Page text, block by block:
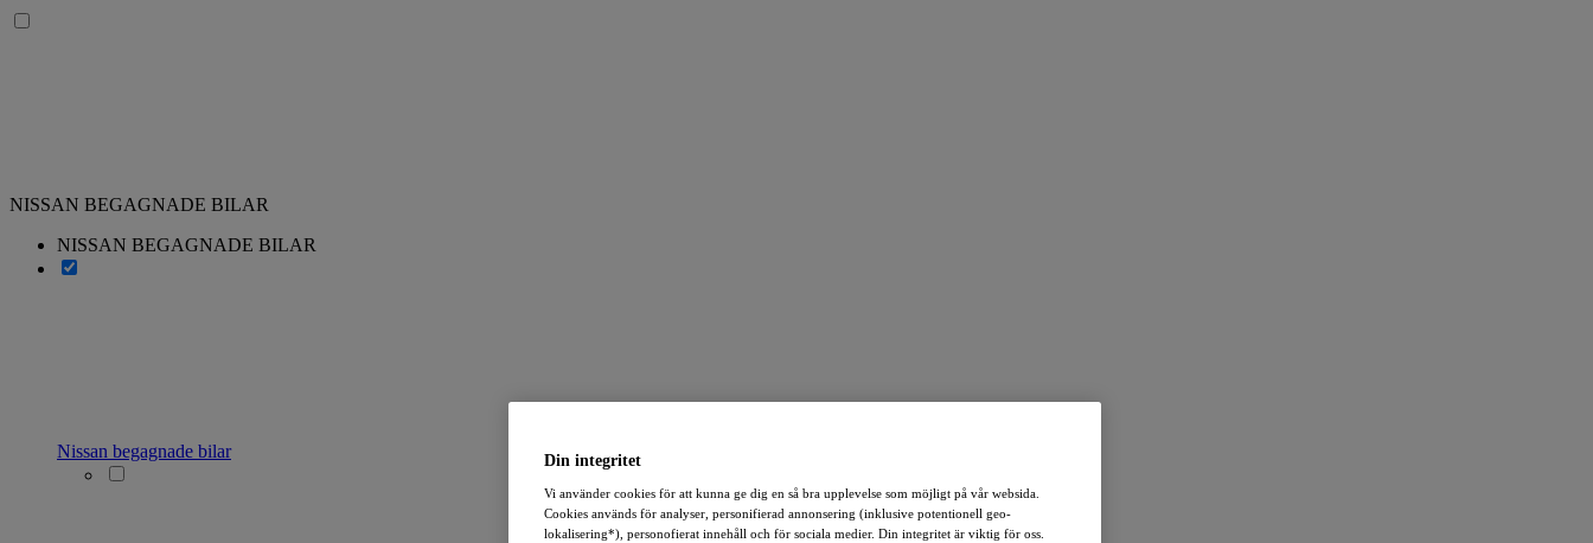
NISSAN BEGAGNADE BILAR
NISSAN BEGAGNADE BILAR
Nissan begagnade bilar Din integritet
Vi använder cookies för att kunna ge dig en så bra upplevelse som möjligt på vår websida.
Cookies används för analyser, personifierad annonsering (inklusive potentionell geo-
lokalisering*), personofierat innehåll och för sociala medier. Din integritet är viktig för oss.